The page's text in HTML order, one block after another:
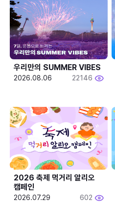
우리만의 SUMMER VIBES
2026.08.06 22146
2026 축제 먹거리 알리오
캠페인
2026.07.29 602